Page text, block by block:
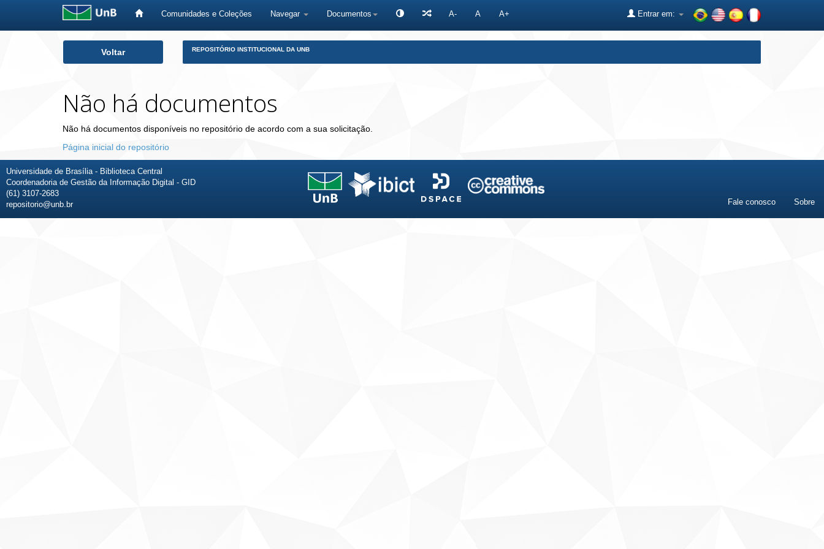
Comunidades e Coleções Navegar Documentos A- A A+ Entrar em:
Voltar REPOSITÓRIO INSTITUCIONAL DA UNB
Não há documentos
Não há documentos disponíveis no repositório de acordo com a sua solicitação.
Página inicial do repositório
Universidade de Brasília - Biblioteca Central
Coordenadoria de Gestão da Informação Digital - GID
(61) 3107-2683
repositorio@unb.br
Fale conosco Sobre